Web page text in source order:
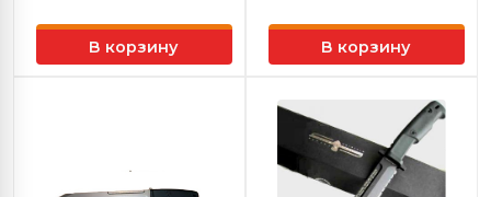
В корзину В корзину